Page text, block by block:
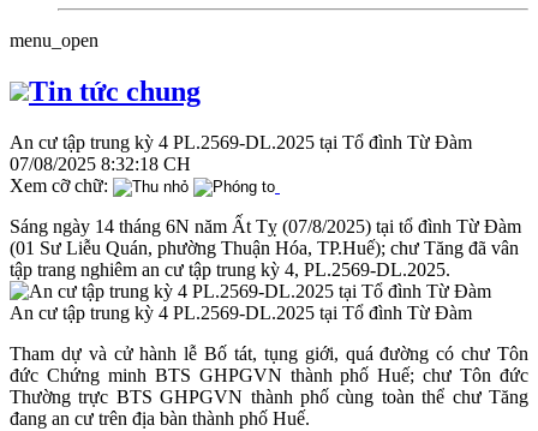
menu_open
Tin tức chung
An cư tập trung kỳ 4 PL.2569-DL.2025 tại Tổ đình Từ Đàm
07/08/2025 8:32:18 CH
Xem cỡ chữ:
Sáng ngày 14 tháng 6N năm Ất Tỵ (07/8/2025) tại tổ đình Từ Đàm
(01 Sư Liễu Quán, phường Thuận Hóa, TP.Huế); chư Tăng đã vân
tập trang nghiêm an cư tập trung kỳ 4, PL.2569-DL.2025.
An cư tập trung kỳ 4 PL.2569-DL.2025 tại Tổ đình Từ Đàm
Tham dự và cử hành lễ Bố tát, tụng giới, quá đường có chư Tôn
đức Chứng minh BTS GHPGVN thành phố Huế; chư Tôn đức
Thường trực BTS GHPGVN thành phố cùng toàn thể chư Tăng
đang an cư trên địa bàn thành phố Huế.